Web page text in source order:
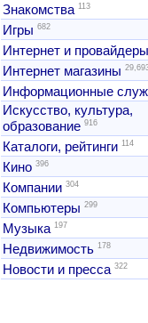
Знакомства 113
Игры 682
Интернет и провайдеры
Интернет магазины
Информационные
Искусство, культура,
образование 916
Каталоги, рейтинги 114
Кино 396
Компании 304
Компьютеры 299
Музыка 197
Недвижимость 178
Новости и пресса 322